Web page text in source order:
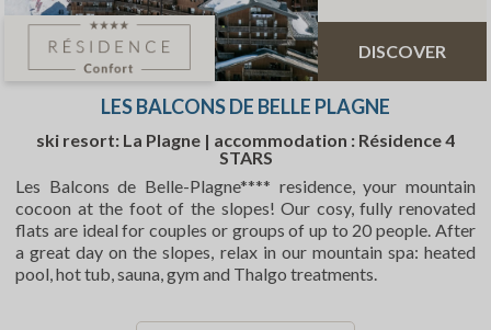
Offre de séjour pas cher
Les petits budgets sont les bienvenus chez les Balcons. Avec
nos nombreuses offres tout au long des saison estivales et
hivernales, les bourses plus modestes ne sont pas en reste !
Que vous souhaitiez venir passer un week-end avec vos
amis, un séjour plus long avec votre famille, tout est possible
! Notre résidence et notre hôtel vous accueillent été comme
hiver avec des offres promotionnelles toujours plus
alléchante ! Vente flash, last minute et réservation anticipée
seront vos meilleurs amis pour vous promettre des vacances
de rêve à budget tout doux. La présence de banquette
LES BALCONS DE BELLE PLAGNE
ski resort: La Plagne | accommodation : Résidence 4
STARS
Les Balcons de Belle-Plagne**** residence, your mountain
cocoon at the foot of the slopes! Our cosy, fully renovated
flats are ideal for couples or groups of up to 20 people. After
a great day on the slopes, relax in our mountain spa: heated
pool, hot tub, sauna, gym and Thalgo treatments.
DISCOVER